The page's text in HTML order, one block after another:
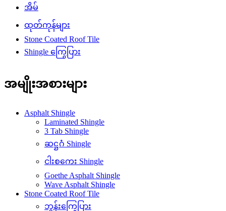
အိမ်
ထုတ်ကုန်များ
Stone Coated Roof Tile
Shingle ကြွေပြား
အမျိုးအစားများ
Asphalt Shingle
Laminated Shingle
3 Tab Shingle
ဆဋ္ဌဂံ Shingle
ငါးစကေး Shingle
Goethe Asphalt Shingle
Wave Asphalt Shingle
Stone Coated Roof Tile
ဘွန်းကြွေပြား